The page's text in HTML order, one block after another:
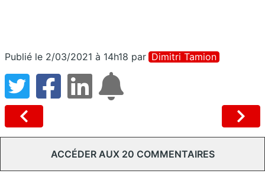
Publié le 2/03/2021 à 14h18 par Dimitri Tamion
ACCÉDER AUX 20 COMMENTAIRES